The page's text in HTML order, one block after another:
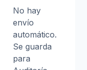
No hay
envío
automático.
Se guarda
para